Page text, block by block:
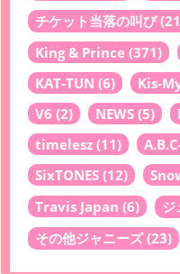
チケット当落の叫び
King & Prince (371)
KAT-TUN (6) Kis-
V6 (2) NEWS (5)
timelesz (11)
SixTONES (12)
Travis Japan (6) ジ
その他ジャニーズ(23)